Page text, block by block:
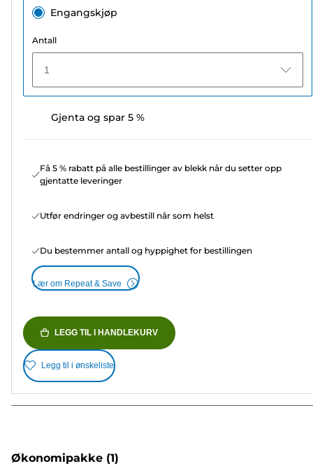
Engangskjøp
Antall
1
Gjenta og spar 5 %
Få 5 % rabatt på alle bestillinger av blekk når du setter opp
gjentatte leveringer
Utfør endringer og avbestill når som helst
Du bestemmer antall og hyppighet for bestillingen
Lær om Repeat & Save
LEGG TIL I HANDLEKURV
Legg til i ønskeliste
Økonomipakke (1)